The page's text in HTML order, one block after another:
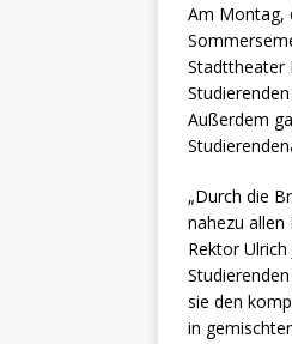
Am Montag,
Stadttheater
Außerdem
„Durch die
nahezu allen
Rektor
sie den
in